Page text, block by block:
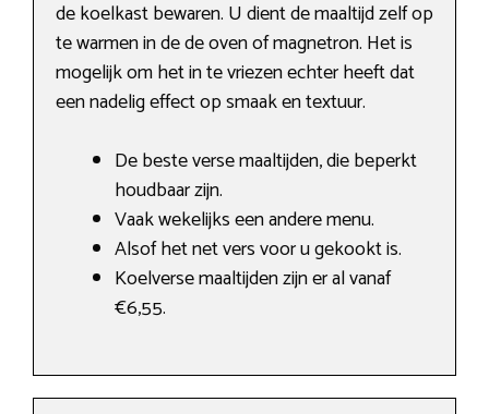
de koelkast bewaren. U dient de maaltijd zelf op
te warmen in de de oven of magnetron. Het is
mogelijk om het in te vriezen echter heeft dat
een nadelig effect op smaak en textuur.
De beste verse maaltijden, die beperkt
houdbaar zijn.
Vaak wekelijks een andere menu.
Alsof het net vers voor u gekookt is.
Koelverse maaltijden zijn er al vanaf
€6,55.